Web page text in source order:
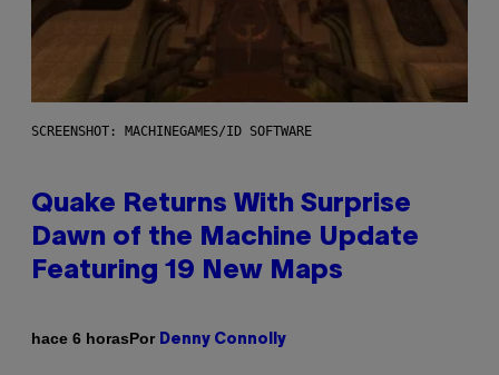
SCREENSHOT: MACHINEGAMES/ID SOFTWARE
Quake Returns With Surprise
Dawn of the Machine Update
Featuring 19 New Maps
hace 6 horasPor Denny Connolly